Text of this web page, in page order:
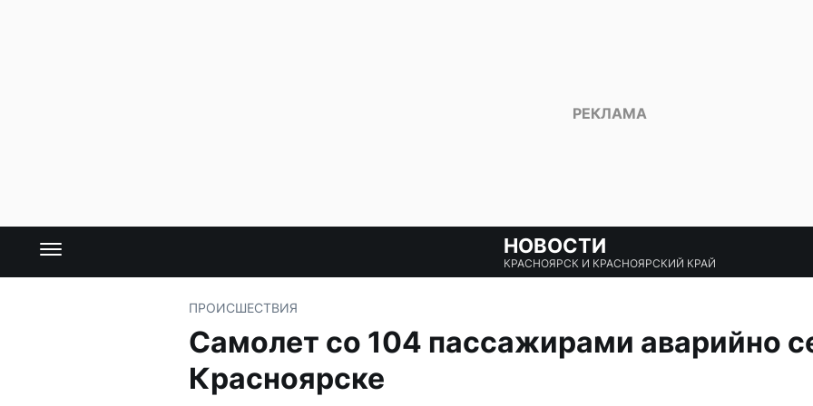
НОВОСТИ
КРАСНОЯРСК И КРАСНОЯРСКИЙ КРАЙ
ПРОИСШЕСТВИЯ
Самолет со 104 пассажирами аварийно
Красноярске